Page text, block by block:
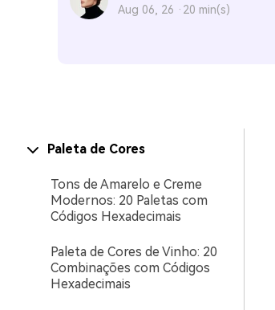
Aug 06, 26 · 20 min(s)
Paleta de Cores
Tons de Amarelo e Creme
Modernos: 20 Paletas com
Códigos Hexadecimais
Paleta de Cores de Vinho: 20
Combinações com Códigos
Hexadecimais